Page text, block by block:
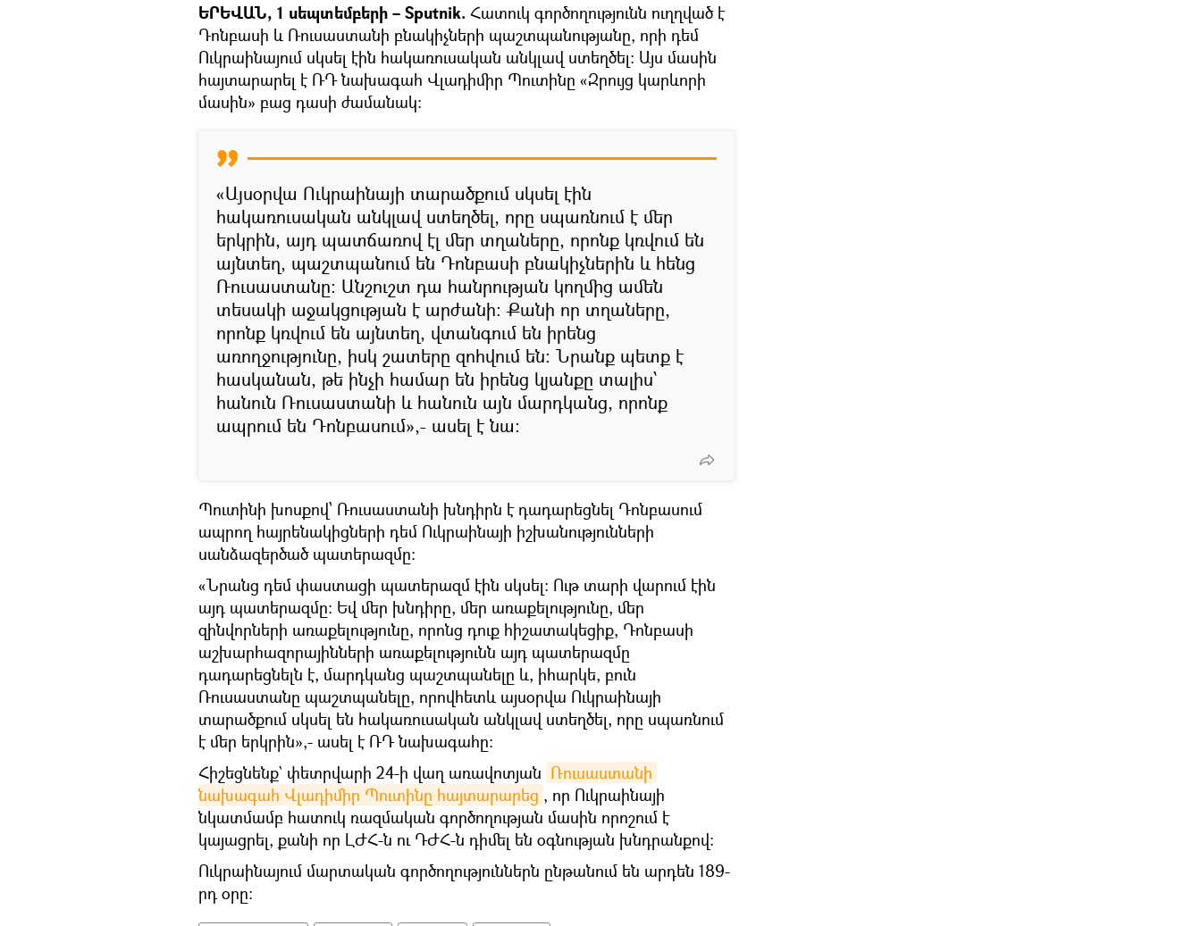
ԵՐԵՎԱՆ, 1 սեպտեմբերի – Sputnik. Հատուկ գործողությունն ուղղված է
Դոնբասի և Ռուսաստանի բնակիչների պաշտպանությանը, որի դեմ
Ուկրաինայում սկսել էին հակառուսական անկլավ ստեղծել: Այս մասին
հայտարարել է ՌԴ նախագահ Վլադիմիր Պուտինը «Զրույց կարևորի
մասին» բաց դասի ժամանակ։
«Այսօրվա Ուկրաինայի տարածքում սկսել էին
հակառուսական անկլավ ստեղծել, որը սպառնում է մեր
երկրին, այդ պատճառով էլ մեր տղաները, որոնք կռվում են
այնտեղ, պաշտպանում են Դոնբասի բնակիչներին և հենց
Ռուսաստանը։ Անշուշտ դա հանրության կողմից ամեն
տեսակի աջակցության է արժանի։ Քանի որ տղաները,
որոնք կռվում են այնտեղ, վտանգում են իրենց
առողջությունը, իսկ շատերը զոհվում են։ Նրանք պետք է
հասկանան, թե ինչի համար են իրենց կյանքը տալիս՝
հանուն Ռուսաստանի և հանուն այն մարդկանց, որոնք
ապրում են Դոնբասում»,- ասել է նա։
Պուտինի խոսքով՝ Ռուսաստանի խնդիրն է դադարեցնել Դոնբասում
ապրող հայրենակիցների դեմ Ուկրաինայի իշխանությունների
սանձազերծած պատերազմը։
«Նրանց դեմ փաստացի պատերազմ էին սկսել։ Ութ տարի վարում էին
այդ պատերազմը։ Եվ մեր խնդիրը, մեր առաքելությունը, մեր
զինվորների առաքելությունը, որոնց դուք հիշատակեցիք, Դոնբասի
աշխարհազորայինների առաքելությունն այդ պատերազմը
դադարեցնելն է, մարդկանց պաշտպանելը և, իհարկե, բուն
Ռուսաստանը պաշտպանելը, որովհետև այսօրվա Ուկրաինայի
տարածքում սկսել են հակառուսական անկլավ ստեղծել, որը սպառնում
է մեր երկրին»,- ասել է ՌԴ նախագահը։
Հիշեցնենք` փետրվարի 24-ի վաղ առավոտյան Ռուսաստանի
նախագահ Վլադիմիր Պուտինը հայտարարեց , որ Ուկրաինայի
նկատմամբ հատուկ ռազմական գործողության մասին որոշում է
կայացրել, քանի որ ԼԺՀ-ն ու ԴԺՀ-ն դիմել են օգնության խնդրանքով։
Ուկրաինայում մարտական գործողություններն ընթանում են արդեն 189-
րդ օրը։